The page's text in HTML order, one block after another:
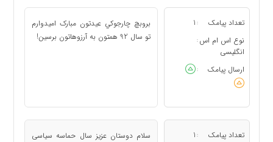
تعداد پیامک :
1
نوع اس ام اس :
انگلیسی
ارسال پیامک
:
بروبچ چارجوكي عیدتون مبارک امیدوارم
تو سال 92 همتون به آرزوهاتون برسين!
تعداد پیامک :
1
سلام دوستان عزیز سال حماسه سیاسی